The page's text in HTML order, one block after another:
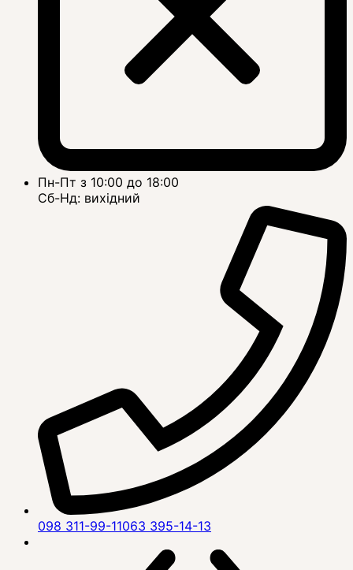
Пн-Пт з 10:00 до 18:00
Сб-Нд: вихідний
098 311-99-11063 395-14-13